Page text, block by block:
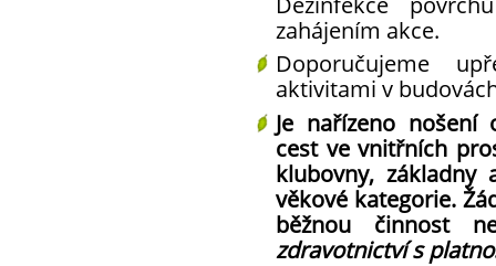
zahájením akce.
Doporučujeme
aktivitami v
Je nařízeno nošení
cest ve vnitřních
klubovny, základny
věkové kategorie.
běžnou činnost
zdravotnictví s